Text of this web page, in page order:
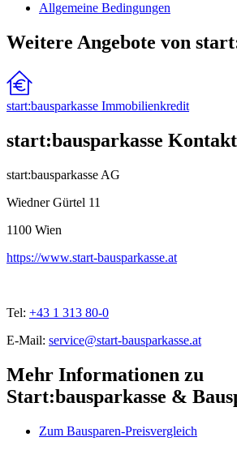
Allgemeine Bedingungen
Weitere Angebote von
start:bausparkasse Immobilienkredit
start:bausparkasse Kontakt
start:bausparkasse AG
Wiedner Gürtel 11
1100 Wien
https://www.start-bausparkasse.at
Tel: +43 1 313 80-0
E-Mail: service@start-bausparkasse.at
Mehr Informationen zu
Start:bausparkasse &
Zum Bausparen-Preisvergleich